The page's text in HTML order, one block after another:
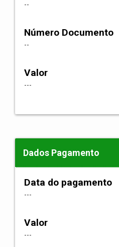
--
Número Documento
--
Valor
---
Dados Pagamento
Data do pagamento
---
Valor
---